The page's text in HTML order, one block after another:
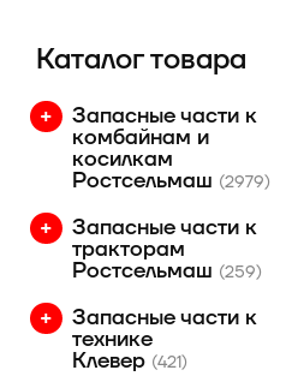
Каталог товара
Запасные части к
комбайнам и
косилкам
Ростсельмаш (2979)
Запасные части к
тракторам
Ростсельмаш (259)
Запасные части к
технике
Клевер (421)